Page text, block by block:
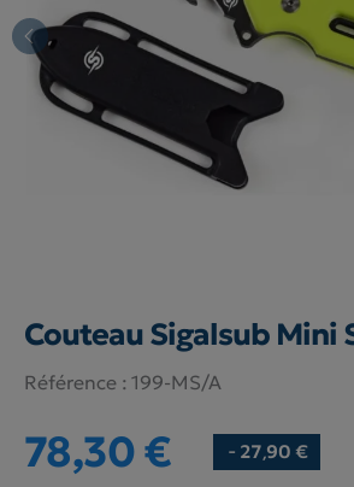
Couteau Sigalsub Mini
Référence : 199-MS/A
78,30 € - 27,90 €